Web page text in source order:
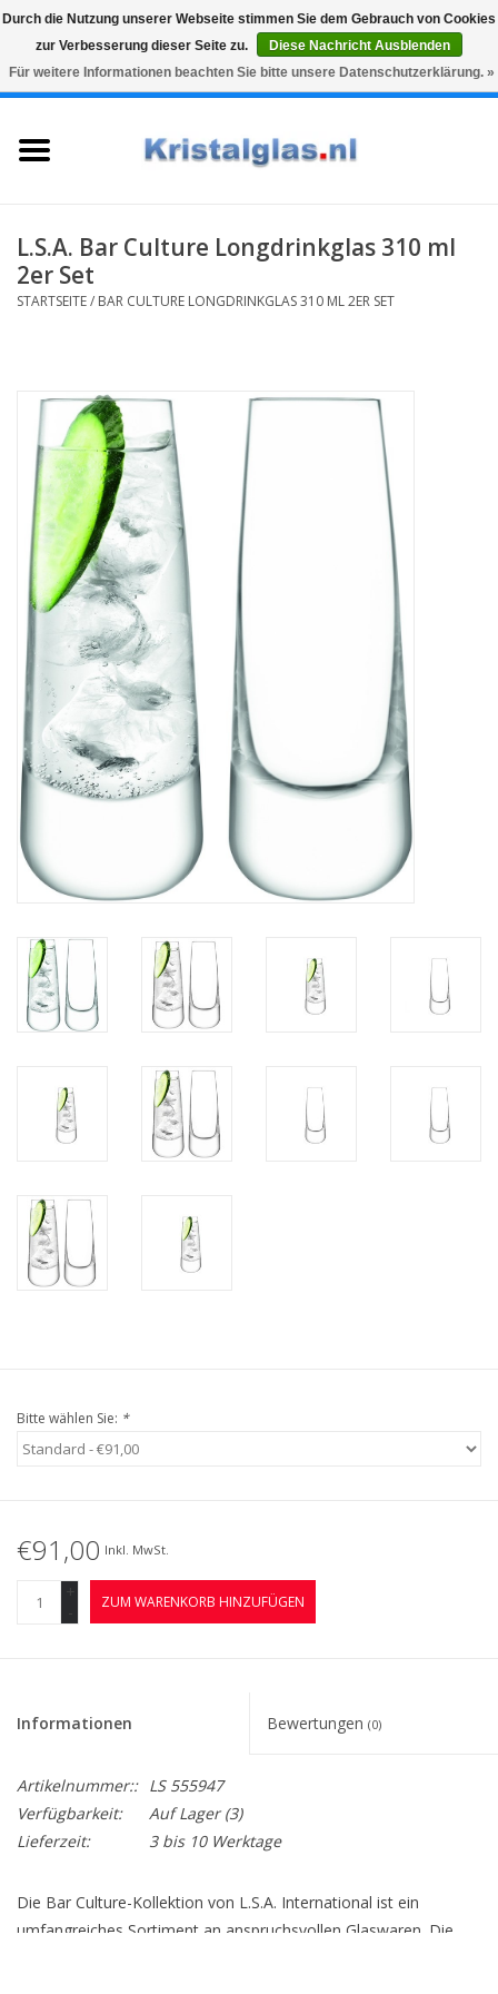
Snelle levering
Graveren
0 Artikel - €0,00
Karaffen
Glasgravur fur karaffe und
Geschenke
Kaffee & Tee
Bar & Wein
L.S.A. Bar Culture Longdrinkglas 310 ml
2er Set
STARTSEITE/ BAR CULTURE LONGDRINKGLAS 310 ML 2ER SET
Bitte wählen Sie: *
€91,00 Inkl. MwSt.
+
-
ZUM WARENKORB HINZUFÜGEN
Informationen Bewertungen (0)
Artikelnummer:: LS 555947
Verfügbarkeit:
Auf Lager(3)
Lieferzeit:
3 bis 10 Werktage
Die Bar Culture-Kollektion von L.S.A. International ist ein
umfangreiches Sortiment an anspruchsvollen Glaswaren. Die
Durch die Nutzung unserer Webseite stimmen Sie dem Gebrauch von Cookies
zur Verbesserung dieser Seite zu.
Diese Nachricht Ausblenden
Für weitere Informationen beachten Sie bitte unsere Datenschutzerklärung. »